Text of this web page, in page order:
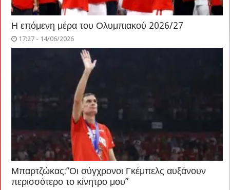
Η επόμενη μέρα του Ολυμπιακού 2026/27
17:27 - 14/06/2026
Μπαρτζώκας:”Οι σύγχρονοι Γκέμπελς αυξάνουν
περισσότερο το κίνητρο μου”